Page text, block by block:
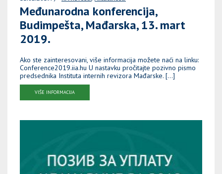
Međunarodna konferencija,
Budimpešta, Mađarska, 13. mart
2019.
Ako ste zainteresovani, više informacija možete naći na linku:
Conference2019.iia.hu U nastavku pročitajte pozivno pismo
predsednika Instituta internih revizora Mađarske. […]
VIŠE INFORMACIJA